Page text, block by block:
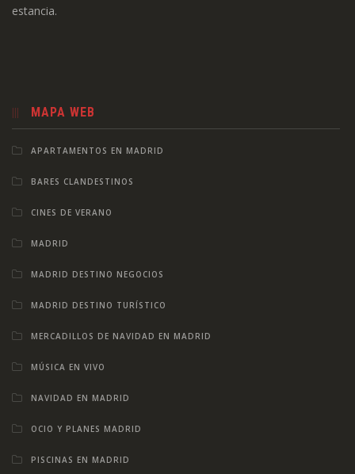
estancia.
MAPA WEB
APARTAMENTOS EN MADRID
BARES CLANDESTINOS
CINES DE VERANO
MADRID
MADRID DESTINO NEGOCIOS
MADRID DESTINO TURÍSTICO
MERCADILLOS DE NAVIDAD EN MADRID
MÚSICA EN VIVO
NAVIDAD EN MADRID
OCIO Y PLANES MADRID
PISCINAS EN MADRID